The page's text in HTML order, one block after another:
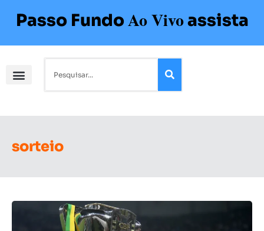
Passo FundoAo Vivoassista
sorteio